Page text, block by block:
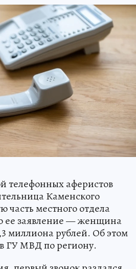
телефонных аферистов
Каменского
местного отдела
ее заявление — женщина
миллиона рублей. Об этом
ГУ МВД по региону.